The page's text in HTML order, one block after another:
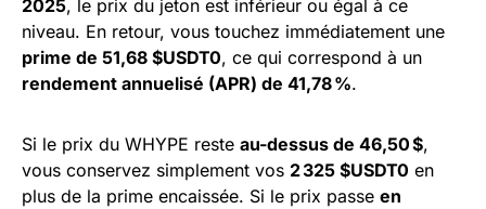
2025, le prix du jeton est inférieur ou égal à ce
niveau. En retour, vous touchez immédiatement une
prime de 51,68 $USDT0, ce qui correspond à un
rendement annuelisé (APR) de 41,78 %.
Si le prix du WHYPE reste au-dessus de 46,50 $,
vous conservez simplement vos 2 325 $USDT0 en
plus de la prime encaissée. Si le prix passe en